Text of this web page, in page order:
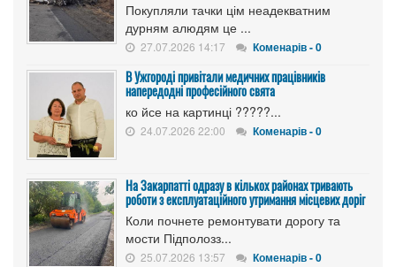
Покупляли тачки цім неадекватним
дурням алюдям це ...
27.07.2026 14:17 Коменарів - 0
В Ужгороді привітали медичних працівників
напередодні професійного свята
ко йсе на картинці ?????...
24.07.2026 22:00 Коменарів - 0
На Закарпатті одразу в кількох районах тривають
роботи з експлуатаційного утримання місцевих доріг
Коли почнете ремонтувати дорогу та
мости Підполозз...
25.07.2026 13:57 Коменарів - 0